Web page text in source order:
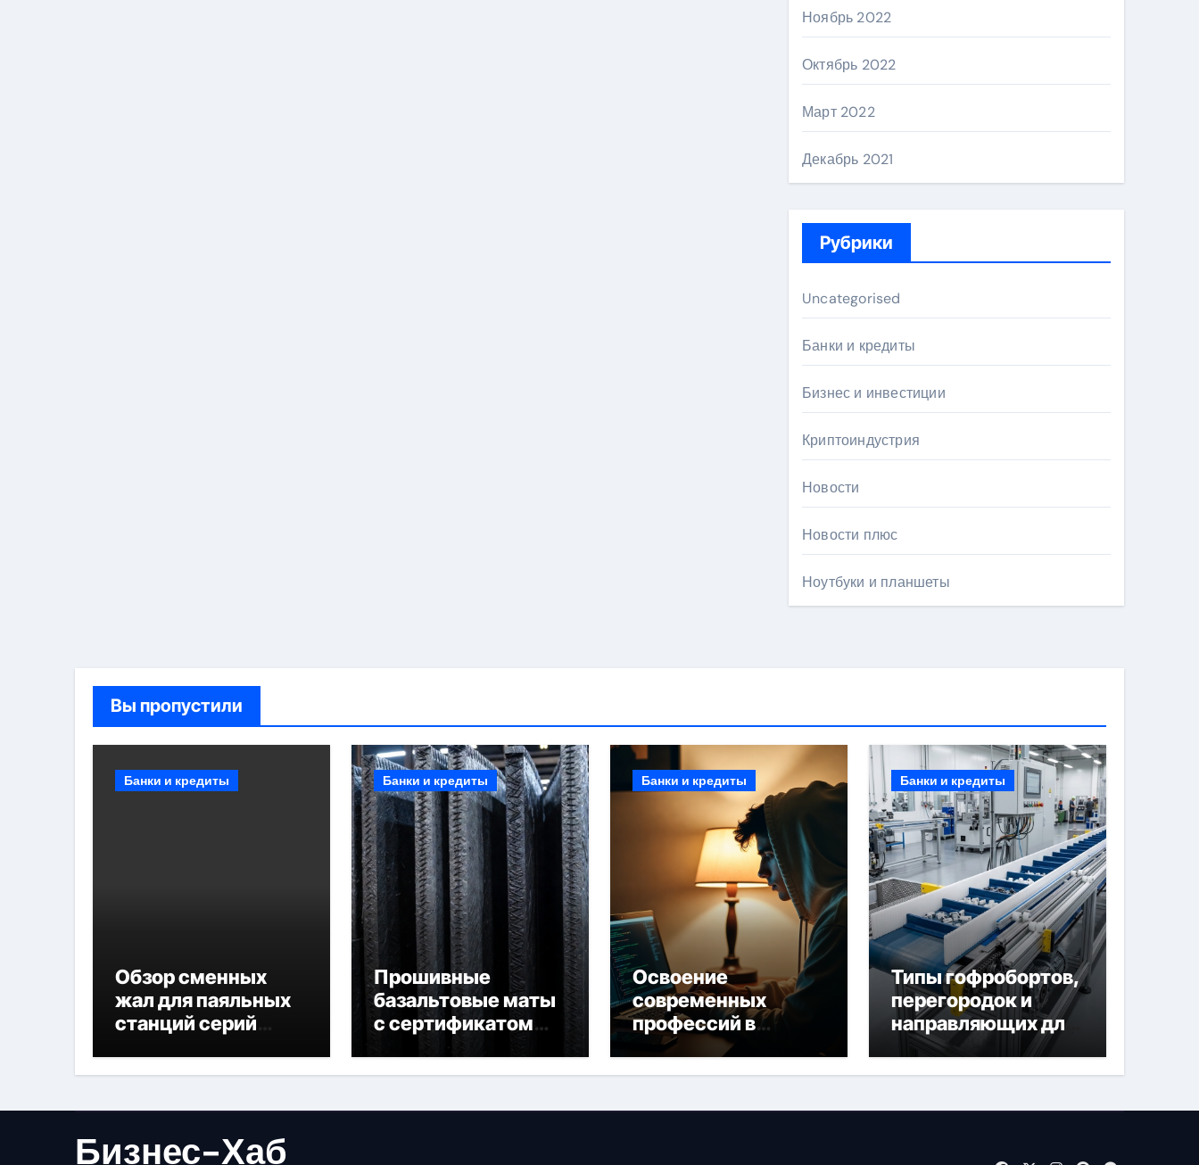
Ноябрь 2022
Октябрь 2022
Март 2022
Декабрь 2021
Рубрики
Uncategorised
Банки и кредиты
Бизнес и инвестиции
Криптоиндустрия
Новости
Новости плюс
Ноутбуки и планшеты
Вы пропустили
Банки и кредиты
Обзор сменных
жал для паяльных
станций серий
Банки и кредиты
Прошивные
базальтовые маты
с сертификатом
негорючести
Банки и кредиты
Освоение
современных
профессий в
онлайн-формате
Банки и кредиты
Типы гофробортов,
перегородок и
направляющих для
конвейерных лент
Бизнес-Хаб